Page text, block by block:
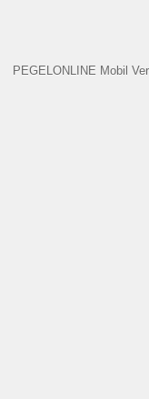
PEGELONLINE Mobil